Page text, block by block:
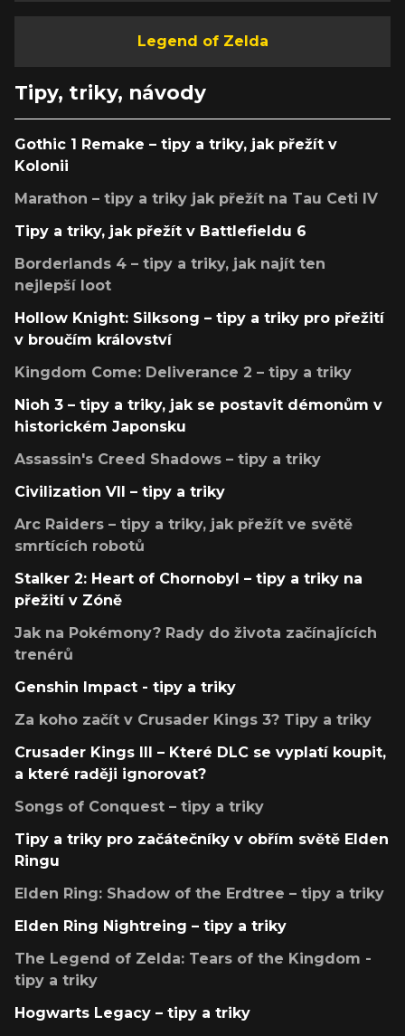
Legend of Zelda
Tipy, triky, návody
Gothic 1 Remake – tipy a triky, jak přežít v
Kolonii
Marathon – tipy a triky jak přežít na Tau Ceti IV
Tipy a triky, jak přežít v Battlefieldu 6
Borderlands 4 – tipy a triky, jak najít ten
nejlepší loot
Hollow Knight: Silksong – tipy a triky pro přežití
v broučím království
Kingdom Come: Deliverance 2 – tipy a triky
Nioh 3 – tipy a triky, jak se postavit démonům v
historickém Japonsku
Assassin's Creed Shadows – tipy a triky
Civilization VII – tipy a triky
Arc Raiders – tipy a triky, jak přežít ve světě
smrtících robotů
Stalker 2: Heart of Chornobyl – tipy a triky na
přežití v Zóně
Jak na Pokémony? Rady do života začínajících
trenérů
Genshin Impact - tipy a triky
Za koho začít v Crusader Kings 3? Tipy a triky
Crusader Kings III – Které DLC se vyplatí koupit,
a které raději ignorovat?
Songs of Conquest – tipy a triky
Tipy a triky pro začátečníky v obřím světě Elden
Ringu
Elden Ring: Shadow of the Erdtree – tipy a triky
Elden Ring Nightreing – tipy a triky
The Legend of Zelda: Tears of the Kingdom -
tipy a triky
Hogwarts Legacy – tipy a triky